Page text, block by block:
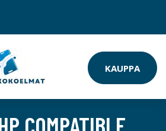
KAUPPA
COMPATIBLE